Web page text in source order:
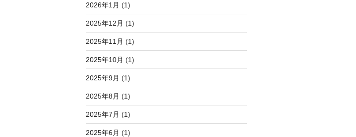
2026年1月 (1)
2025年12月 (1)
2025年11月 (1)
2025年10月 (1)
2025年9月 (1)
2025年8月 (1)
2025年7月 (1)
2025年6月 (1)